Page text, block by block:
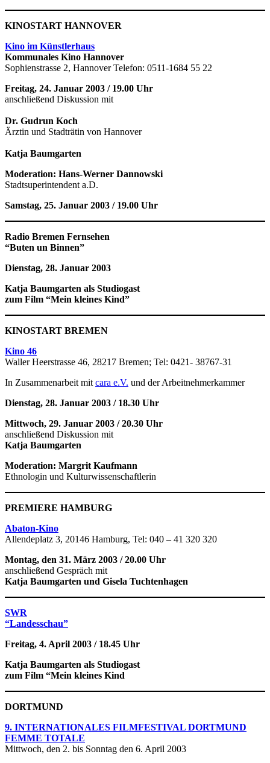
KINOSTART HANNOVER
Kino im Künstlerhaus
Kommunales Kino Hannover
Sophienstrasse 2, Hannover Telefon: 0511-1684 55 22
Freitag, 24. Januar 2003 / 19.00 Uhr
anschließend Diskussion mit
Dr. Gudrun Koch
Ärztin und Stadträtin von Hannover
Katja Baumgarten
Moderation: Hans-Werner Dannowski
Stadtsuperintendent a.D.
Samstag, 25. Januar 2003 / 19.00 Uhr
Radio Bremen Fernsehen
“Buten un Binnen”
Dienstag, 28. Januar 2003
Katja Baumgarten als Studiogast
zum Film “Mein kleines Kind”
KINOSTART BREMEN
Kino 46
Waller Heerstrasse 46, 28217 Bremen; Tel: 0421- 38767-31
In Zusammenarbeit mit cara e.V. und der Arbeitnehmerkammer
Dienstag, 28. Januar 2003 / 18.30 Uhr
Mittwoch, 29. Januar 2003 / 20.30 Uhr
anschließend Diskussion mit
Katja Baumgarten
Moderation: Margrit Kaufmann
Ethnologin und Kulturwissenschaftlerin
PREMIERE HAMBURG
Abaton-Kino
Allendeplatz 3, 20146 Hamburg, Tel: 040 – 41 320 320
Montag, den 31. März 2003 / 20.00 Uhr
anschließend Gespräch mit
Katja Baumgarten und Gisela Tuchtenhagen
SWR
“Landesschau”
Freitag, 4. April 2003 / 18.45 Uhr
Katja Baumgarten als Studiogast
zum Film “Mein kleines Kind
DORTMUND
9. INTERNATIONALES FILMFESTIVAL DORTMUND
FEMME TOTALE
Mittwoch, den 2. bis Sonntag den 6. April 2003